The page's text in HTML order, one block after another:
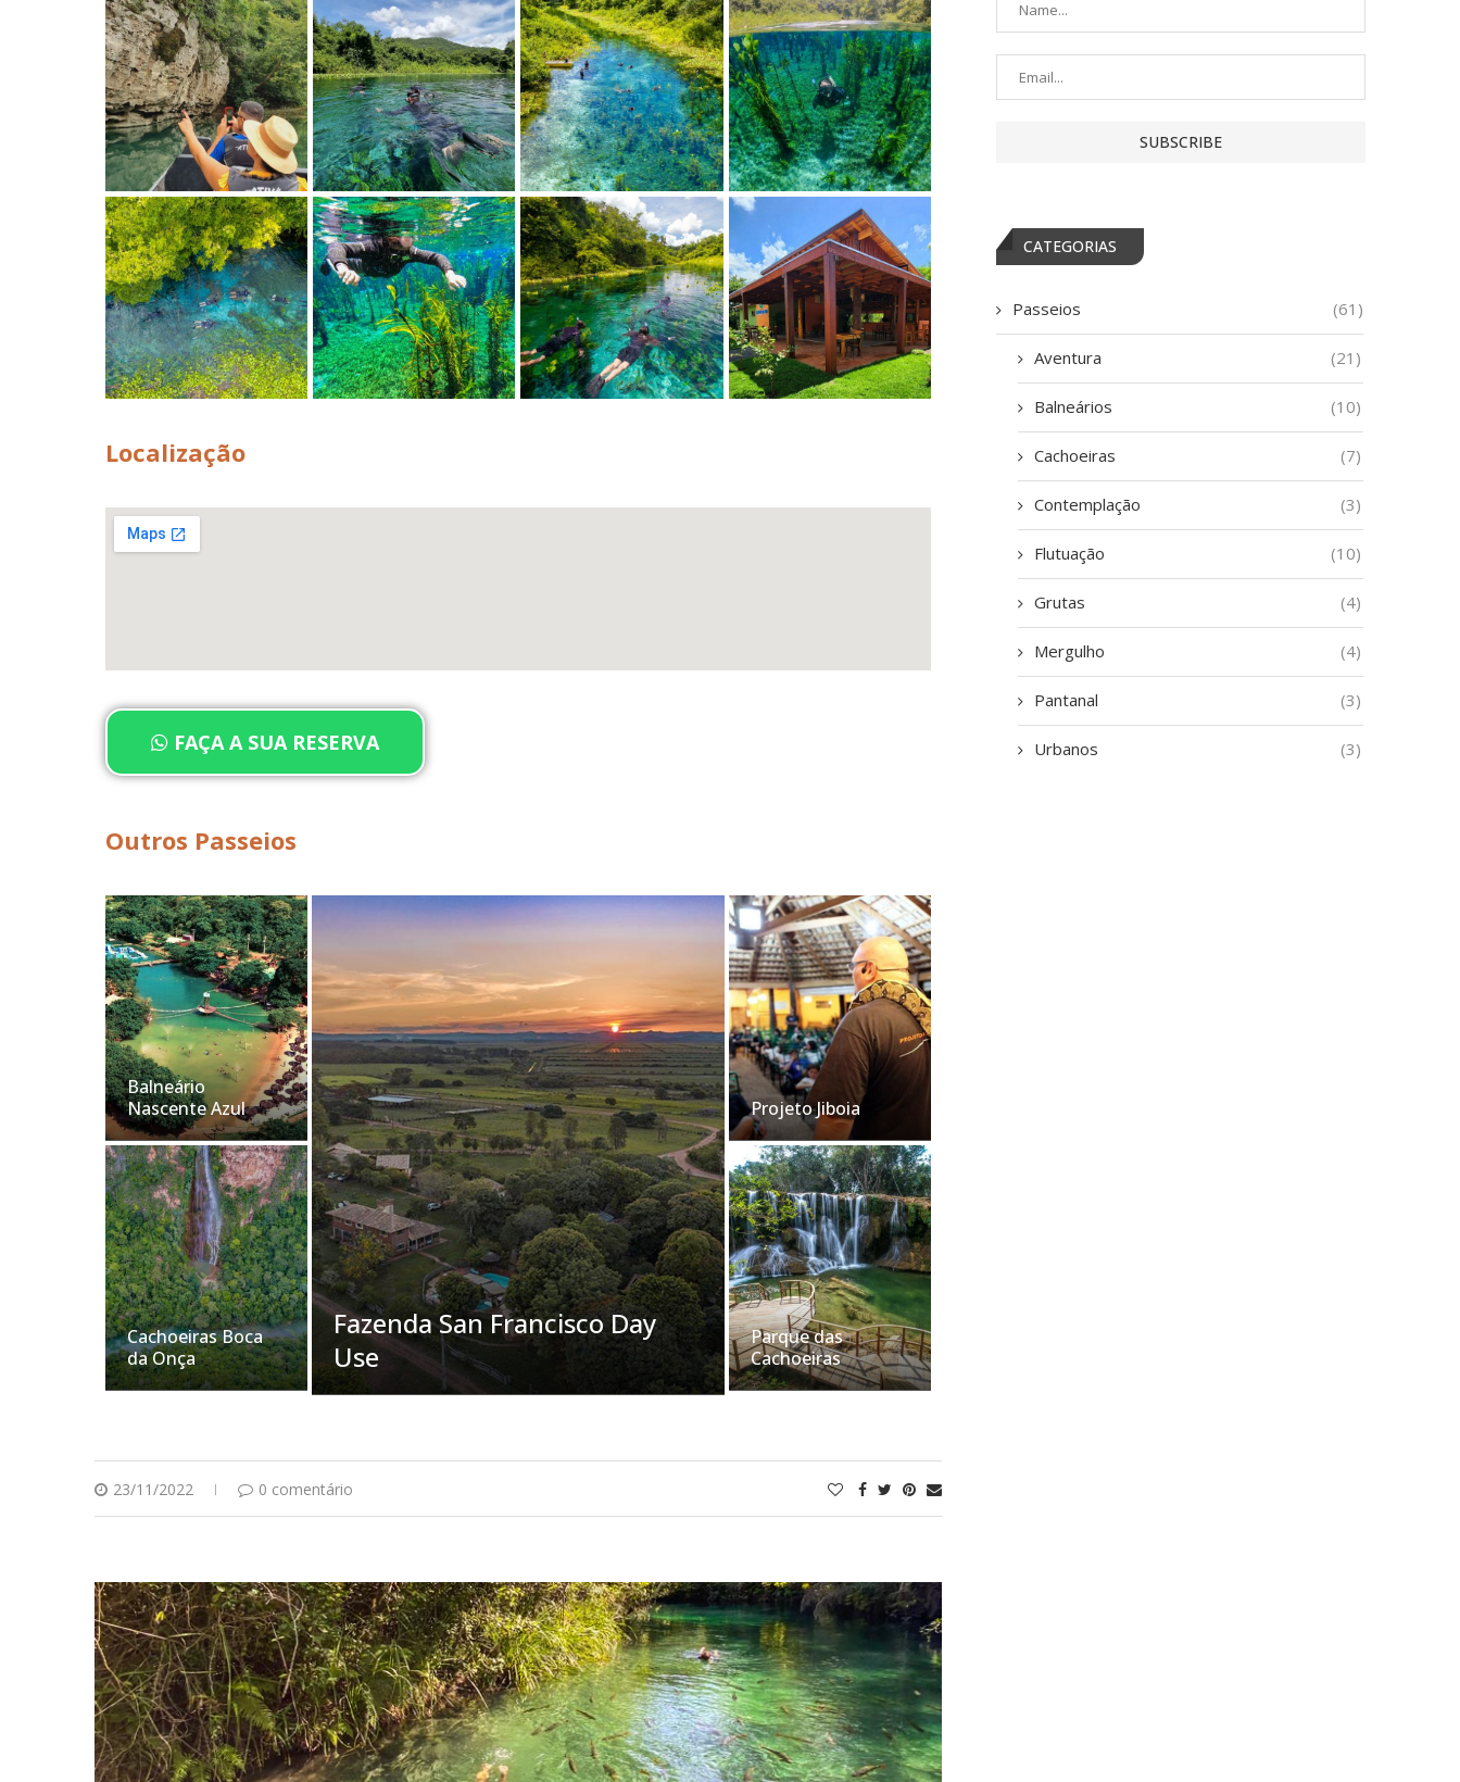
Localização
FAÇA A SUA RESERVA
Outros Passeios
Fazenda San Francisco Day
Use
Balneário
Nascente Azul
Cachoeiras Boca
da Onça
Projeto Jiboia
Parque das
Cachoeiras
23/11/2022 0 comentário
CATEGORIAS
Passeios (61)
Aventura (21)
Balneários (10)
Cachoeiras (7)
Contemplação (3)
Flutuação (10)
Grutas (4)
Mergulho (4)
Pantanal (3)
Urbanos (3)